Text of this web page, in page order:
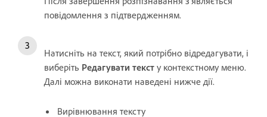
повідомлення з підтвердженням.
Натисніть на текст, який потрібно відредагувати, і
виберіть Редагувати текст у контекстному меню.
Далі можна виконати наведені нижче дії.
Вирівнювання тексту